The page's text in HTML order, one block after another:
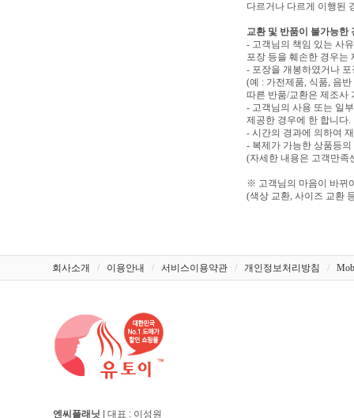
다르거나 다르게 이행된
교환 및 반품이 불가능한
- 고객님의 책임 있는 사
포장 등을 훼손한 경우는
- 포장을 개봉하였거나
(예 : 가전제품, 식품, 음
따른 반품/교환은 제조사
- 고객님의 사용 또는 일
제공한 경우에 한 합니다.
- 시간의 경과에 의하여
- 복제가 가능한 상품등
(자세한 내용은 고객만족
※ 고객님의 마음이 바뀌
(색상 교환, 사이즈 교환
회사소개 / 이용안내 / 서비스이용약관 / 개인정보처리방침 /
엔씨플래닛 | 대표 : 이성원